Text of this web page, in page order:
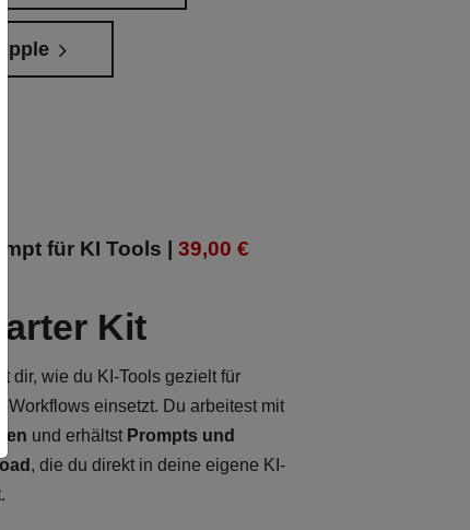
für KI Tools | 39,00 €
Kit
dir, wie du KI-Tools gezielt für
Workflows einsetzt. Du arbeitest mit
und erhältst Prompts und
, die du direkt in deine eigene KI-